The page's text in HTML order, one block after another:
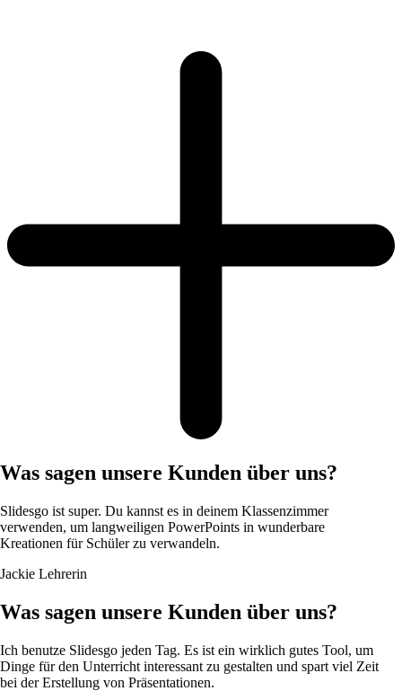
Was sagen unsere Kunden über uns?
Slidesgo ist super. Du kannst es in deinem Klassenzimmer
verwenden, um langweiligen PowerPoints in wunderbare
Kreationen für Schüler zu verwandeln.
Jackie Lehrerin
Was sagen unsere Kunden über uns?
Ich benutze Slidesgo jeden Tag. Es ist ein wirklich gutes Tool, um
Dinge für den Unterricht interessant zu gestalten und spart viel Zeit
bei der Erstellung von Präsentationen.